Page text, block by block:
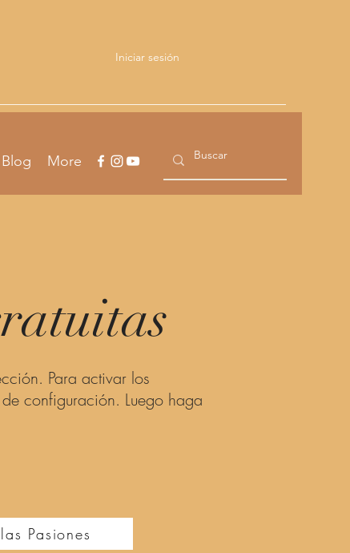
Iniciar sesión
Blog More
Para activar los
configuración. Luego haga
Pasiones